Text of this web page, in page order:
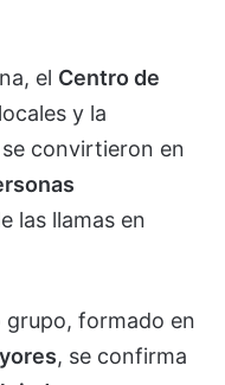
el Centro de
y la
se convirtieron en
las llamas en
grupo, formado en
, se confirma